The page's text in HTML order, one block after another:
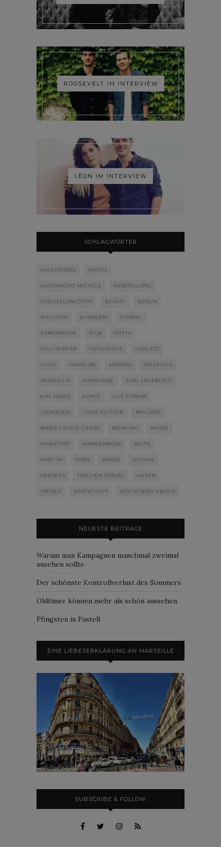
ROOSEVELT IM INTERVIEW
LÉON IM INTERVIEW
SCHLAGWÖRTER
ACCESSOIRES ADIDAS
ALESSANDRO MICHELE AUSSTELLUNG
AUSSTELLUNGSTIPP BEAUTY BERLIN
BUCHTIPP BURBERRY CHANEL
DAMENMODE DIOR DÜFTE
FALL-WINTER FOTOGRAFIE GADGETS
GUCCI HAMBURG HERMÈS INTERIEUR
INTERVIEW KAMPAGNE KARL LAGERFELD
KIM JONES KUNST LIVE STREAM
LOOKBOOK LOUIS VUITTON MAILAND
MARIA GRAZIA CHIURI MEINUNG MUSIK
MUSIKTIPP MÄNNERMODE NEWS
PARFUM PARIS PRADA SCHUHE
SNEAKER TASCHEN VERLAG UHREN
UNIQLO WIRTSCHAFT WOCHENRÜCKBLICK
NEUESTE BEITRÄGE
Warum man Kampagnen manchmal zweimal
ansehen sollte
Der schönste Kontrollverlust des Sommers
Oldtimer können mehr als schön aussehen
Pfingsten in Pastell
EINE LIEBESERKLÄRUNG AN MARSEILLE
SUBSCRIBE & FOLLOW